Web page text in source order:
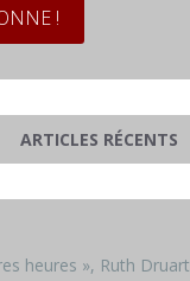
ARTICLES RÉCENTS
heures », Ruth Druart